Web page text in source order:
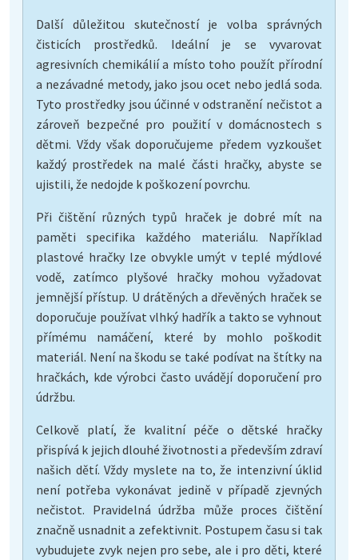
Další důležitou skutečností je volba správných
čisticích prostředků. Ideální je se vyvarovat
agresivních chemikálií a místo toho použít přírodní
a nezávadné metody, jako jsou ocet nebo jedlá soda.
Tyto prostředky jsou účinné v odstranění nečistot a
zároveň bezpečné pro použití v domácnostech s
dětmi. Vždy však doporučujeme předem vyzkoušet
každý prostředek na malé části hračky, abyste se
ujistili, že nedojde k poškození povrchu.
Při čištění různých typů hraček je dobré mít na
paměti specifika každého materiálu. Například
plastové hračky lze obvykle umýt v teplé mýdlové
vodě, zatímco plyšové hračky mohou vyžadovat
jemnější přístup. U drátěných a dřevěných hraček se
doporučuje používat vlhký hadřík a takto se vyhnout
přímému namáčení, které by mohlo poškodit
materiál. Není na škodu se také podívat na štítky na
hračkách, kde výrobci často uvádějí doporučení pro
údržbu.
Celkově platí, že kvalitní péče o dětské hračky
přispívá k jejich dlouhé životnosti a především zdraví
našich dětí. Vždy myslete na to, že intenzivní úklid
není potřeba vykonávat jedině v případě zjevných
nečistot. Pravidelná údržba může proces čištění
značně usnadnit a zefektivnit. Postupem času si tak
vybudujete zvyk nejen pro sebe, ale i pro děti, které